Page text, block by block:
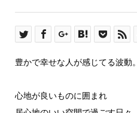
豊かで幸せな人が感じてる波動。
心地が良いものに囲まれ